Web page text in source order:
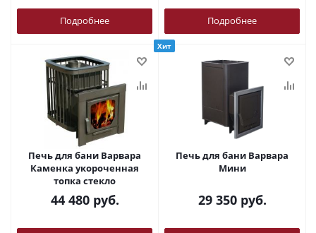
Подробнее Подробнее
Печь для бани Варвара
Каменка укороченная
топка стекло
44 480руб.
Хит
Печь для бани Варвара
Мини
29 350руб.